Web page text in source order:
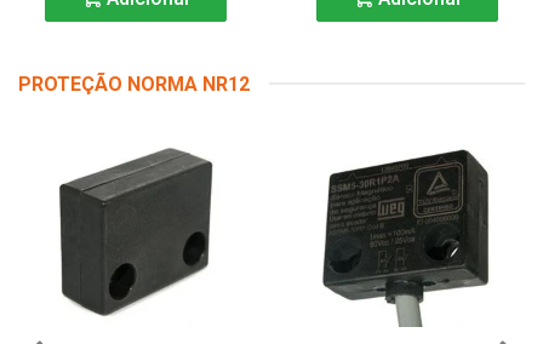
PROTEÇÃO NORMA NR12